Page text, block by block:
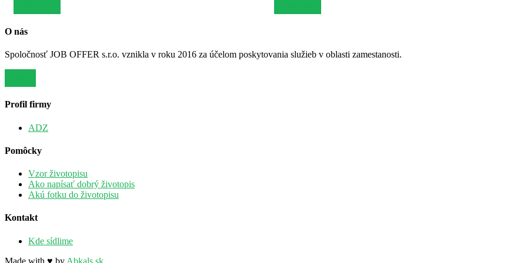
O nás
Spoločnosť JOB OFFER s.r.o. vznikla v roku 2016 za účelom poskytovania služieb v oblasti zamestanosti.
Profil firmy
ADZ
Pomôcky
Vzor životopisu
Ako napísať dobrý životopis
Akú fotku do životopisu
Kontakt
Kde sídlime
Made with ♥ by Abkals.sk